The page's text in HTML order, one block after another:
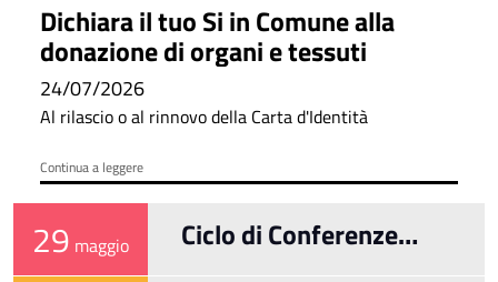
Dichiara il tuo Si in Comune alla
donazione di organi e tessuti
24/07/2026
Al rilascio o al rinnovo della Carta d'Identità
Continua a leggere
29 maggio Ciclo di Conferenze